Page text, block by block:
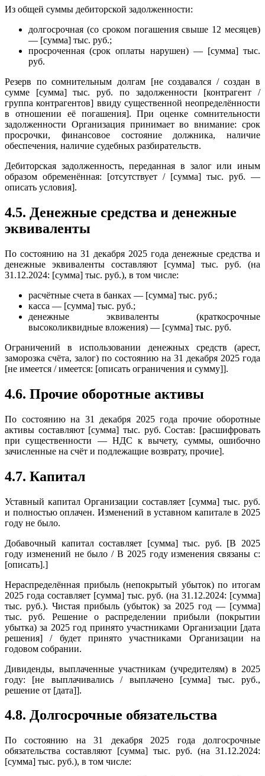
Из общей суммы дебиторской задолженности:
долгосрочная (со сроком погашения свыше 12 месяцев)
— [сумма] тыс. руб.;
просроченная (срок оплаты нарушен) — [сумма] тыс.
руб.
Резерв по сомнительным долгам [не создавался / создан в
сумме [сумма] тыс. руб. по задолженности [контрагент /
группа контрагентов] ввиду существенной неопределённости
в отношении её погашения]. При оценке сомнительности
задолженности Организация принимает во внимание: срок
просрочки, финансовое состояние должника, наличие
обеспечения, наличие судебных разбирательств.
Дебиторская задолженность, переданная в залог или иным
образом обременённая: [отсутствует / [сумма] тыс. руб. —
описать условия].
4.5. Денежные средства и денежные
эквиваленты
По состоянию на 31 декабря 2025 года денежные средства и
денежные эквиваленты составляют [сумма] тыс. руб. (на
31.12.2024: [сумма] тыс. руб.), в том числе:
расчётные счета в банках — [сумма] тыс. руб.;
касса — [сумма] тыс. руб.;
денежные эквиваленты (краткосрочные
высоколиквидные вложения) — [сумма] тыс. руб.
Ограничений в использовании денежных средств (арест,
заморозка счёта, залог) по состоянию на 31 декабря 2025 года
[не имеется / имеется: [описать ограничения и сумму]].
4.6. Прочие оборотные активы
По состоянию на 31 декабря 2025 года прочие оборотные
активы составляют [сумма] тыс. руб. Состав: [расшифровать
при существенности — НДС к вычету, суммы, ошибочно
зачисленные на счёт и подлежащие возврату, прочие].
4.7. Капитал
Уставный капитал Организации составляет [сумма] тыс. руб.
и полностью оплачен. Изменений в уставном капитале в 2025
году не было.
Добавочный капитал составляет [сумма] тыс. руб. [В 2025
году изменений не было / В 2025 году изменения связаны с:
[описать].]
Нераспределённая прибыль (непокрытый убыток) по итогам
2025 года составляет [сумма] тыс. руб. (на 31.12.2024: [сумма]
тыс. руб.). Чистая прибыль (убыток) за 2025 год — [сумма]
тыс. руб. Решение о распределении прибыли (покрытии
убытка) за 2025 год принято участниками Организации [дата
решения] / будет принято участниками Организации на
годовом собрании.
Дивиденды, выплаченные участникам (учредителям) в 2025
году: [не выплачивались / выплачено [сумма] тыс. руб.,
решение от [дата]].
4.8. Долгосрочные обязательства
По состоянию на 31 декабря 2025 года долгосрочные
обязательства составляют [сумма] тыс. руб. (на 31.12.2024:
[сумма] тыс. руб.), в том числе: